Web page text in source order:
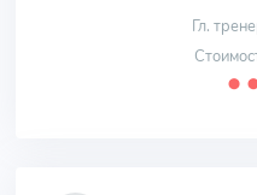
Гл.
⬤